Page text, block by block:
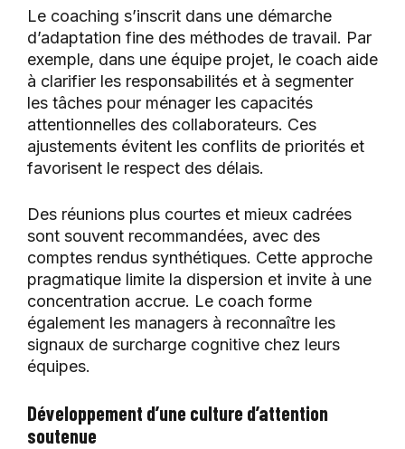
Le coaching s’inscrit dans une démarche
d’adaptation fine des méthodes de travail. Par
exemple, dans une équipe projet, le coach aide
à clarifier les responsabilités et à segmenter
les tâches pour ménager les capacités
attentionnelles des collaborateurs. Ces
ajustements évitent les conflits de priorités et
favorisent le respect des délais.
Des réunions plus courtes et mieux cadrées
sont souvent recommandées, avec des
comptes rendus synthétiques. Cette approche
pragmatique limite la dispersion et invite à une
concentration accrue. Le coach forme
également les managers à reconnaître les
signaux de surcharge cognitive chez leurs
équipes.
Développement d’une culture d’attention
soutenue